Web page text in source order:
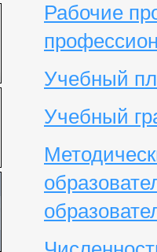
Рабочие
Учебный
Учебный